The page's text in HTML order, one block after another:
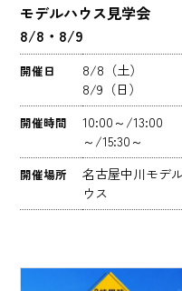
モデルハウス見学会
8/8・8/9
開催日
8/8（土）
8/9（日）
開催時間
10:00～/13:00
～/15:30～
開催場所
名古屋中川モデ
ウス